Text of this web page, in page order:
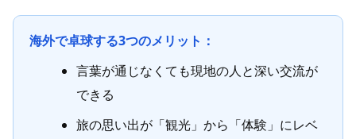
海外で卓球する3つのメリット：
言葉が通じなくても現地の人と深い交流が
できる
旅の思い出が「観光」から「体験」にレベ